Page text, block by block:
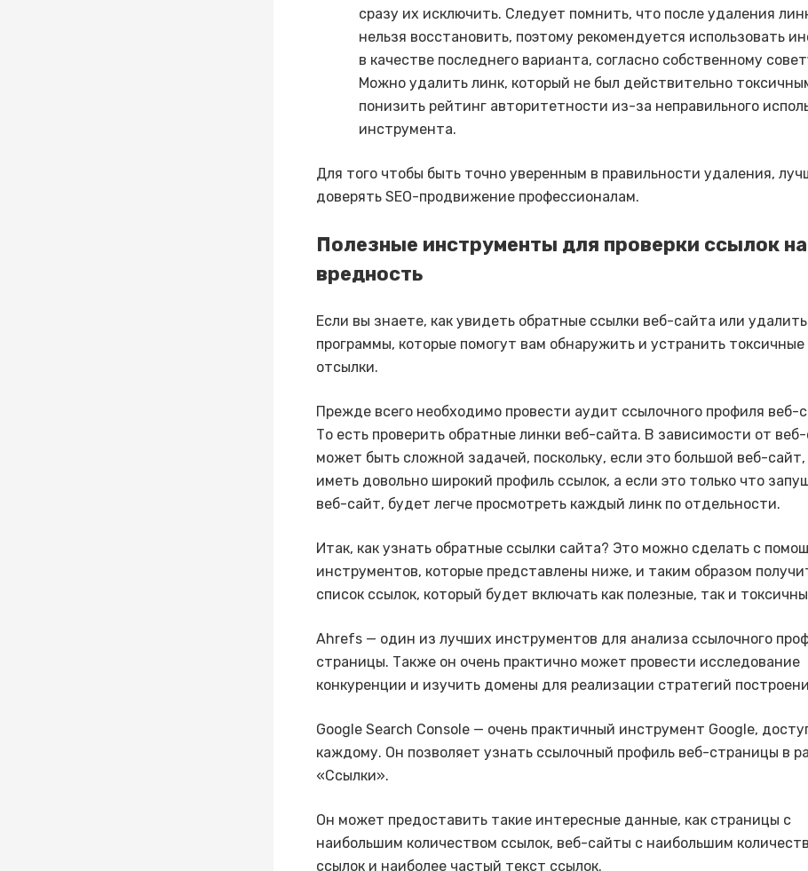
сразу их исключить. Следует помнить, что после удаления
нельзя восстановить, поэтому рекомендуется использовать
в качестве последнего варианта, согласно собственному
Можно удалить линк, который не был действительно
понизить рейтинг авторитетности из-за неправильного
инструмента.
Для того чтобы быть точно уверенным в правильности удаления,
доверять SEO-продвижение профессионалам.
Полезные инструменты для проверки ссылок на
вредность
Если вы знаете, как увидеть обратные ссылки веб-сайта или
программы, которые помогут вам обнаружить и устранить
отсылки.
Прежде всего необходимо провести аудит ссылочного профиля веб-
То есть проверить обратные линки веб-сайта. В зависимости от
может быть сложной задачей, поскольку, если это большой веб-
иметь довольно широкий профиль ссылок, а если это только что
веб-сайт, будет легче просмотреть каждый линк по отдельности.
Итак, как узнать обратные ссылки сайта? Это можно сделать с
инструментов, которые представлены ниже, и таким образом
список ссылок, который будет включать как полезные, так и
Ahrefs — один из лучших инструментов для анализа ссылочного
страницы. Также он очень практично может провести исследование
конкуренции и изучить домены для реализации стратегий
Google Search Console — очень практичный инструмент Google,
каждому. Он позволяет узнать ссылочный профиль веб-страницы в
«Ссылки».
Он может предоставить такие интересные данные, как страницы с
наибольшим количеством ссылок, веб-сайты с наибольшим
ссылок и наиболее частый текст ссылок.